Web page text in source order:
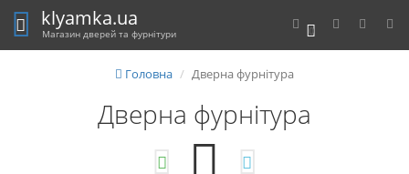
0
klyamka.ua
Магазин дверей та фурнітури
Головна Дверна фурнітура
Дверна фурнітура